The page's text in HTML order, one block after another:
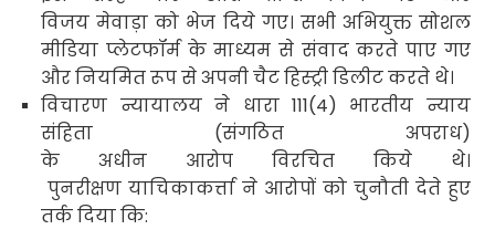
विजय मेवाड़ा को भेज दिये गए। सभी अभियुक्त सोशल
मीडिया प्लेटफॉर्म के माध्यम से संवाद करते पाए गए
और नियमित रूप से अपनी चैट हिस्ट्री डिलीट करते थे।
विचारण न्यायालय ने धारा 111(4) भारतीय न्याय
संहिता (संगठित अपराध)
के अधीन आरोप विरचित किये थे।
पुनरीक्षण याचिकाकर्त्ता ने आरोपों को चुनौती देते हुए
तर्क दिया कि: